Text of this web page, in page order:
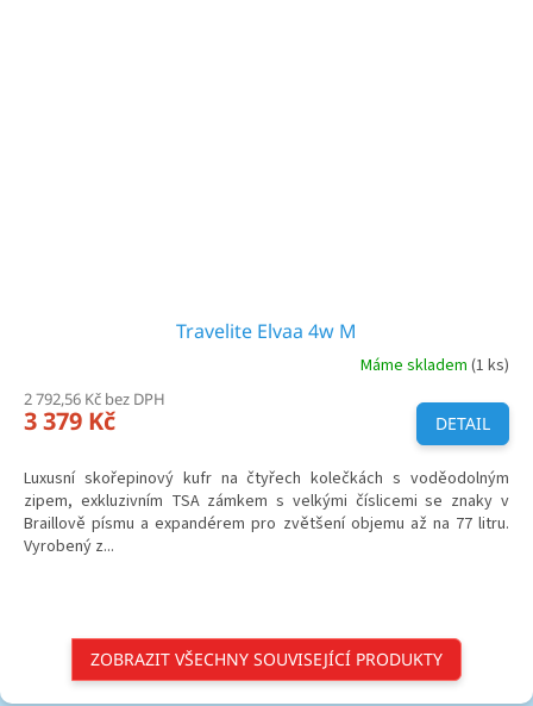
Travelite Elvaa 4w M
Máme skladem (1 ks)
2 792,56 Kč bez DPH
3 379 Kč DETAIL
Luxusní skořepinový kufr na čtyřech kolečkách s voděodolným
zipem, exkluzivním TSA zámkem s velkými číslicemi se znaky v
Braillově písmu a expandérem pro zvětšení objemu až na 77 litru.
Vyrobený z...
ZOBRAZIT VŠECHNY SOUVISEJÍCÍ PRODUKTY